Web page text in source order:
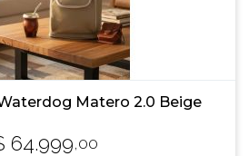
Matero 2.0 Beige
64.999,00